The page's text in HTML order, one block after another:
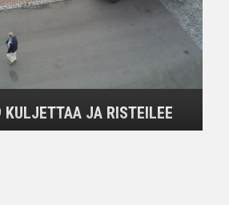
JA RISTEILEE